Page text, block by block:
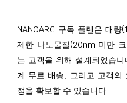
NANOARC 구독 플랜은 대
제한 나노물질(20nm 미만
는 고객을 위해 설계되었습
계 무료 배송, 그리고 고객의
정을 확보할 수 있습니다.